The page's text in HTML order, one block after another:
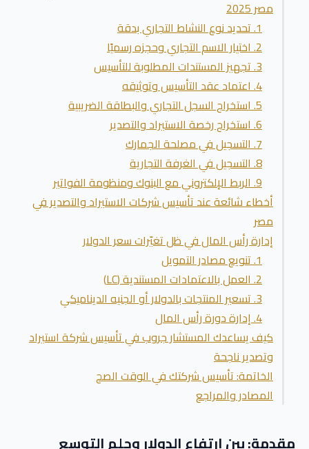
مصر 2025
1. تحديد نوع النشاط التجاري بدقة
2. اختيار الاسم التجاري وحجزه رسميًا
3. تجهيز المستندات المطلوبة للتأسيس
4. اعتماد عقد التأسيس وتوثيقه
5. استخراج السجل التجاري والبطاقة الضريبية
6. استخراج رخصة الاستيراد والتصدير
7. التسجيل في مصلحة الجمارك
8. التسجيل في الغرفة التجارية
9. الربط الإلكتروني مع البنوك ومنظومة الفواتير
أخطاء شائعة عند تأسيس شركات الاستيراد والتصدير في
مصر
إدارة رأس المال في ظل تغيّرات سعر الدولار
1. تنويع مصادر التمويل
2. العمل بالاعتمادات المستندية (LC)
3. تسعير المنتجات بالدولار أو الجنيه الديناميكي
4. إدارة دورة رأس المال
كيف يساعدك المستشار جروب في تأسيس شركة استيراد
وتصدير ناجحة
الخاتمة: تأسيس شركتك في الوقت الصح
المصادر والمراجع
مقدمة: بين ارتفاع الدولار وحلم التوسع